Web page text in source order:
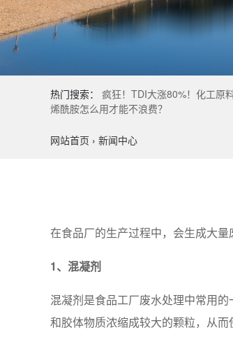
热门搜索： 疯狂！TDI大涨80%！化工原料
烯酰胺怎么用才能不浪费？
网站首页 › 新闻中心
在食品厂的生产过程中，会生成大
1、混凝剂
混凝剂是食品工厂废水处理中常用
和胶体物质浓缩成较大的颗粒，从而